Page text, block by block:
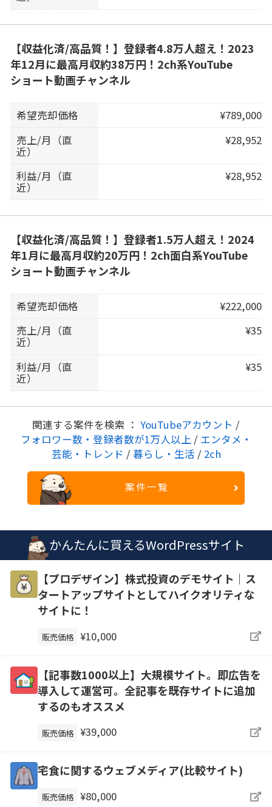
【収益化済/高品質！】登録者4.8万人超え！2023
年12月に最高月収約38万円！2ch系YouTube
ショート動画チャンネル
希望売却価格
¥789,000
売上/月（直
近）
¥28,952
利益/月（直
近）
¥28,952
【収益化済/高品質！】登録者1.5万人超え！2024
年1月に最高月収約20万円！2ch面白系YouTube
ショート動画チャンネル
希望売却価格
¥222,000
売上/月（直
近）
¥35
利益/月（直
近）
¥35
関連する案件を検索 ： YouTubeアカウント /
フォロワー数・登録者数が1万人以上 / エンタメ・
芸能・トレンド / 暮らし・生活 / 2ch
案件一覧
かんたんに買えるWordPressサイト
【プロデザイン】株式投資のデモサイト｜ス
タートアップサイトとしてハイクオリティな
サイトに！
販売価格 ¥10,000
【記事数1000以上】大規模サイト。即広告を
導入して運営可。全記事を既存サイトに追加
するのもオススメ
販売価格 ¥39,000
宅食に関するウェブメディア(比較サイト)
販売価格 ¥80,000